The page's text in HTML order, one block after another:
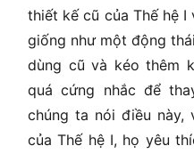
thiết kế cũ của Thế hệ
giống như một động
dùng cũ và kéo thêm
quá cứng nhắc để
chúng ta nói điều này,
của Thế hệ I, họ yêu